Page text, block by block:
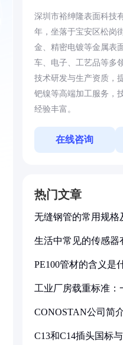
深圳市裕绅隆表面科技
年，坐落于宝安区松岗
金、精密电镀等金属表
车、电子、工艺品等多
技术研发与生产资质，
钯镍等高端加工服务，
经验丰富。
在线咨询
热门文章
无缝钢管的常用规格
生活中常见的传感器
PE100管材的含义是
工业厂房载重标准：
CONOSTAN公司简
C13和C14插头国标